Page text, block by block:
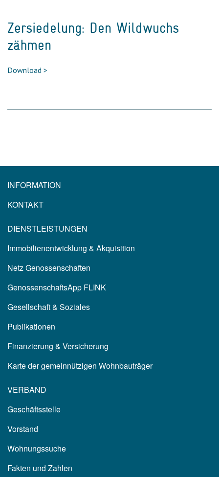
Zersiedelung: Den Wildwuchs
zähmen
Download >
INFORMATION
KONTAKT
DIENSTLEISTUNGEN
Immobilienentwicklung & Akquisition
Netz Genossenschaften
GenossenschaftsApp FLINK
Gesellschaft & Soziales
Publikationen
Finanzierung & Versicherung
Karte der gemeinnützigen Wohnbauträger
VERBAND
Geschäftsstelle
Vorstand
Wohnungssuche
Fakten und Zahlen